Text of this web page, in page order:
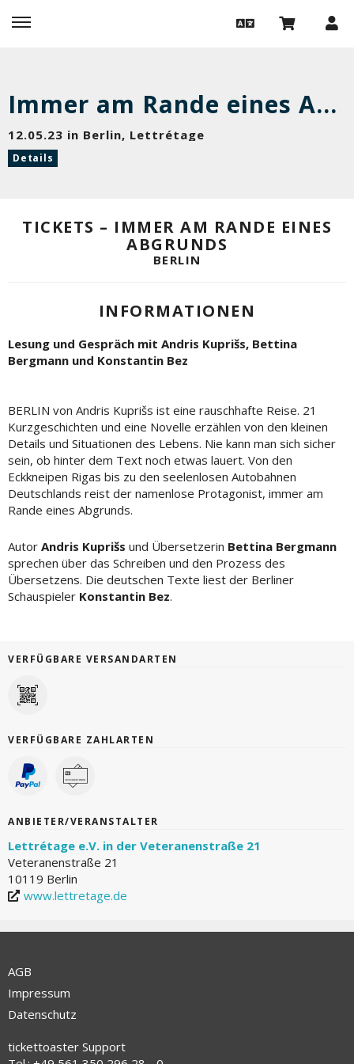
Immer am Rande eines Abgrunds
12.05.23 in Berlin, Lettrétage
Details
TICKETS – IMMER AM RANDE EINES
ABGRUNDS
BERLIN
INFORMATIONEN
Lesung und Gespräch mit Andris Kuprišs, Bettina
Bergmann und Konstantin Bez
BERLIN von Andris Kuprišs ist eine rauschhafte Reise. 21
Kurzgeschichten und eine Novelle erzählen von den kleinen
Details und Situationen des Lebens. Nie kann man sich sicher
sein, ob hinter dem Text noch etwas lauert. Von den
Eckkneipen Rigas bis zu den seelenlosen Autobahnen
Deutschlands reist der namenlose Protagonist, immer am
Rande eines Abgrunds.
Autor Andris Kuprišs und Übersetzerin Bettina Bergmann
sprechen über das Schreiben und den Prozess des
Übersetzens. Die deutschen Texte liest der Berliner
Schauspieler Konstantin Bez.
VERFÜGBARE VERSANDARTEN
VERFÜGBARE ZAHLARTEN
ANBIETER/VERANSTALTER
Lettrétage e.V. in der Veteranenstraße 21
Veteranenstraße 21
10119 Berlin
www.lettretage.de
AGB
Impressum
Datenschutz
tickettoaster Support